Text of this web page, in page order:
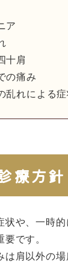
ア
十肩
の痛み
乱れによる
療方針
状や、一時
です。
は肩以外の